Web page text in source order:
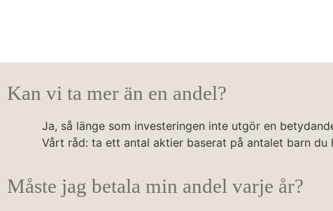
Kan vi ta mer än en andel?
Ja, så länge som investeringen inte utgör en
Vårt råd: ta ett antal aktier baserat på antalet barn
Måste jag betala min andel varje år?